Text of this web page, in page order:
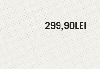
299,90LEI